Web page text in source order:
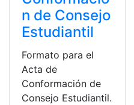
n de Consejo
Estudiantil
Formato para el
Acta de
Conformación de
Consejo Estudiantil.